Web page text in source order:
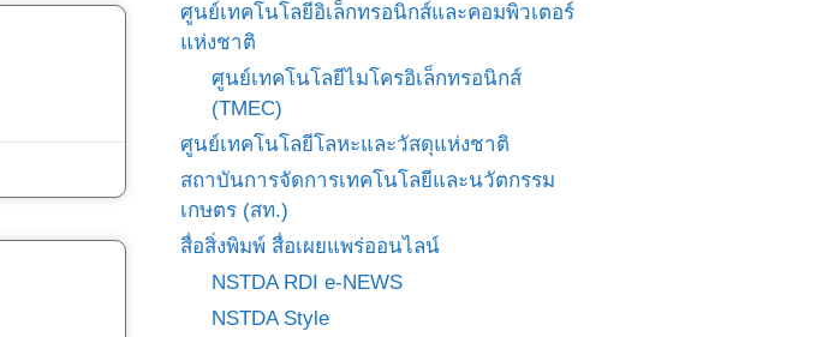
ศูนย์เทคโนโลยีอิเล็กทรอนิกส์และคอมพิวเตอร์
แห่งชาติ
ศูนย์เทคโนโลยีไมโครอิเล็กทรอนิกส์
(TMEC)
ศูนย์เทคโนโลยีโลหะและวัสดุแห่งชาติ
สถาบันการจัดการเทคโนโลยีและนวัตกรรม
เกษตร (สท.)
สื่อสิ่งพิมพ์ สื่อเผยแพร่ออนไลน์
NSTDA RDI e-NEWS
NSTDA Style